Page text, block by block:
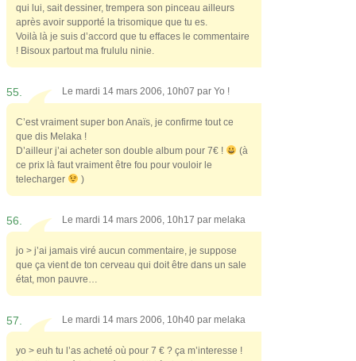
qui lui, sait dessiner, trempera son pinceau ailleurs
après avoir supporté la trisomique que tu es.
Voilà là je suis d’accord que tu effaces le commentaire
! Bisoux partout ma frululu ninie.
55. Le mardi 14 mars 2006, 10h07 par Yo !
C’est vraiment super bon Anaïs, je confirme tout ce
que dis Melaka !
D’ailleur j’ai acheter son double album pour 7€ !
(à
ce prix là faut vraiment être fou pour vouloir le
telecharger
)
56. Le mardi 14 mars 2006, 10h17 par melaka
jo > j’ai jamais viré aucun commentaire, je suppose
que ça vient de ton cerveau qui doit être dans un sale
état, mon pauvre…
57. Le mardi 14 mars 2006, 10h40 par melaka
yo > euh tu l’as acheté où pour 7 € ? ça m’interesse !